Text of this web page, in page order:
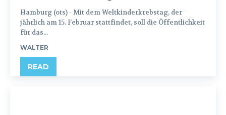
Hamburg (ots) - Mit dem Weltkinderkrebstag, der
jährlich am 15. Februar stattfindet, soll die Öffentlichkeit
für das...
WALTER
READ